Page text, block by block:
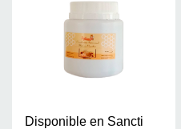
Disponible en Sancti